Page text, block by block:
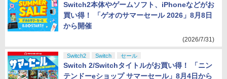
Switch2本体やゲームソフト、iPhoneなどがお
買い得！ 「ゲオのサマーセール 2026」8月8日
から開催
(2026/7/31)
Switch2 Switch セール
Switch 2/Switchタイトルがお買い得！ 「ニン
テンドーeショップ サマーセール」8月4日から